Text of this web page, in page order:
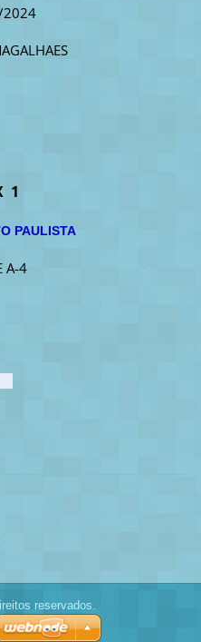
1
PAULISTA
A-4
reservados.